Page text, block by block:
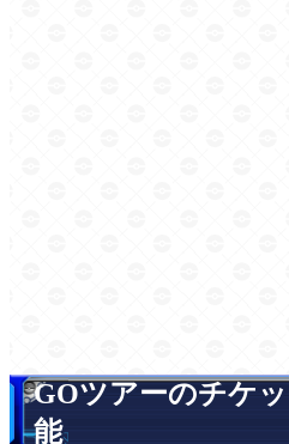
GOツアーのチケ
能